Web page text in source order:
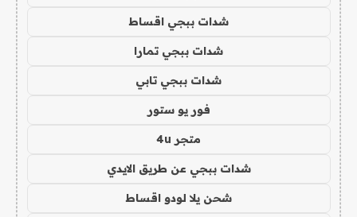
شدات ببجي اقساط
شدات ببجي تمارا
شدات ببجي تابي
فور يو ستور
متجر 4u
شدات ببجي عن طريق الايدي
شحن يلا لودو اقساط